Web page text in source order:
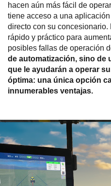
hacen aún más fácil de
tiene acceso a una
directo con su
rápido y práctico para
posibles fallas de operación
de automatización, sino de
que le ayudarán a operar
óptima: una única opción
innumerables ventajas.